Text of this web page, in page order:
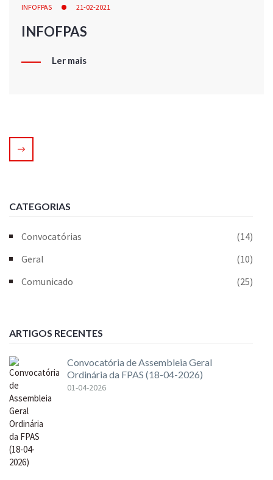
INFOFPAS 21-02-2021
INFOFPAS
Ler mais
CATEGORIAS
Convocatórias
(14)
Geral
(10)
Comunicado
(25)
ARTIGOS RECENTES
Convocatória de Assembleia Geral
Ordinária da FPAS (18-04-2026)
01-04-2026